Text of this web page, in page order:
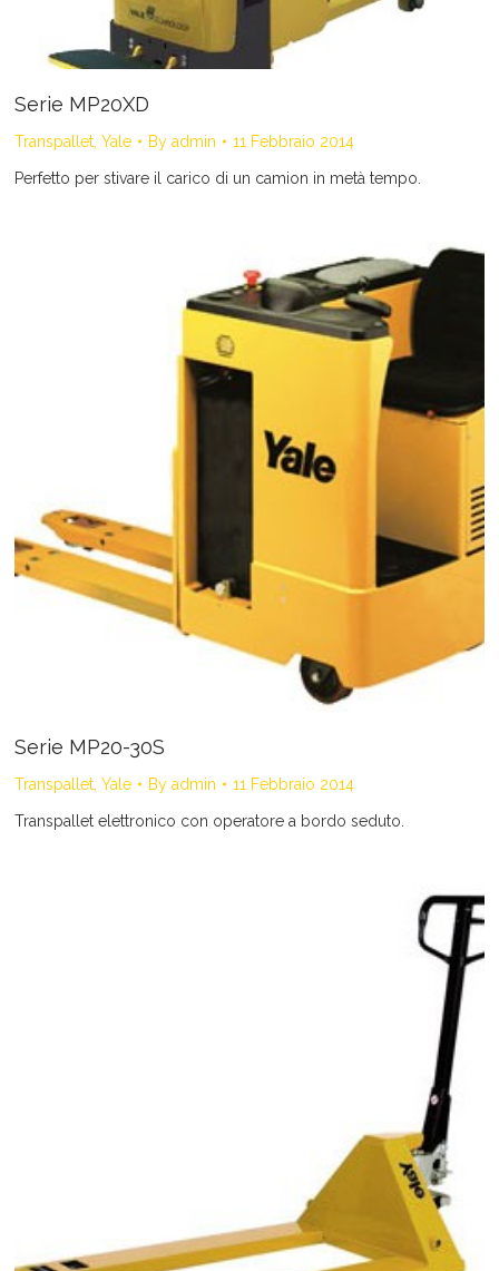
Serie MP20XD
Transpallet, Yale By admin 11 Febbraio 2014
Perfetto per stivare il carico di un camion in metà tempo.
Serie MP20-30S
Transpallet, Yale By admin 11 Febbraio 2014
Transpallet elettronico con operatore a bordo seduto.